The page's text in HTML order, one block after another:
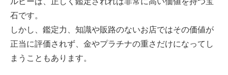
石です。
しかし、鑑定力、知識や販路のないお店ではその価値が
正当に評価されず、金やプラチナの重さだけになってし
まうこともあります。